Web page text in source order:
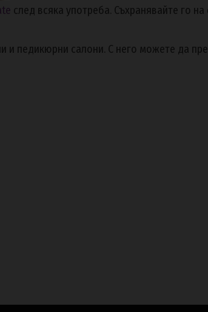
след всяка употреба. Съхранявайте го на
и педикюрни салони. С него можете да